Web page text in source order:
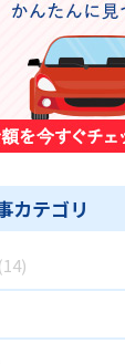
カテゴリ
(14)